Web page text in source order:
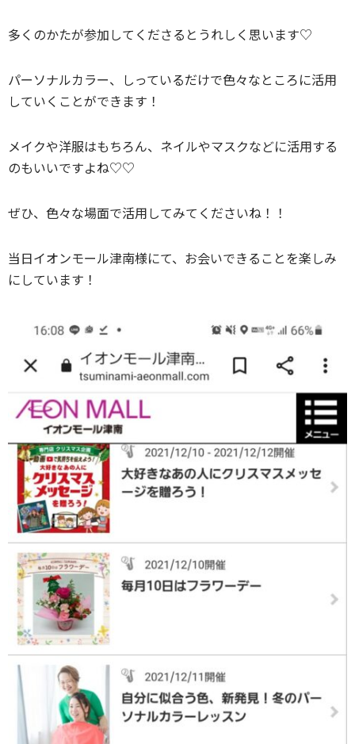
多くのかたが参加してくださるとうれしく思います♡
パーソナルカラー、しっているだけで色々なところに活用
していくことができます！
メイクや洋服はもちろん、ネイルやマスクなどに活用する
のもいいですよね♡♡
ぜひ、色々な場面で活用してみてくださいね！！
当日イオンモール津南様にて、お会いできることを楽しみ
にしています！